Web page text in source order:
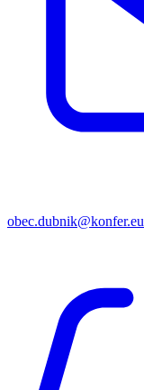
obec.dubnik@konfer.eu